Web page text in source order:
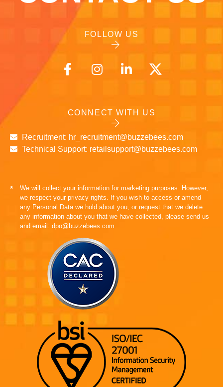
FOLLOW US
CONNECT WITH US
Recruitment: hr_recruitment@buzzebees.com
Technical Support: retailsupport@buzzebees.com
*
We will collect your information for marketing purposes. However,
we respect your privacy rights. If you wish to access or amend
any Personal Data we hold about you, or request that we delete
any information about you that we have collected, please send us
and email: dpo@buzzebees.com